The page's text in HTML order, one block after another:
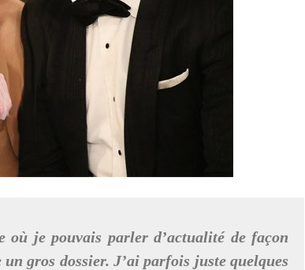
où je pouvais parler d’actualité de façon
gros dossier. J’ai parfois juste quelques